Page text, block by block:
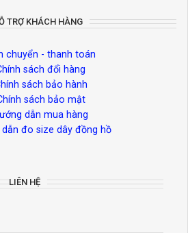
TRỢ KHÁCH HÀNG
chuyển - thanh toán
sách đổi hàng
sách bảo hành
sách bảo mật
dẫn mua hàng
dẫn đo size dây đồng hồ
LIÊN HỆ